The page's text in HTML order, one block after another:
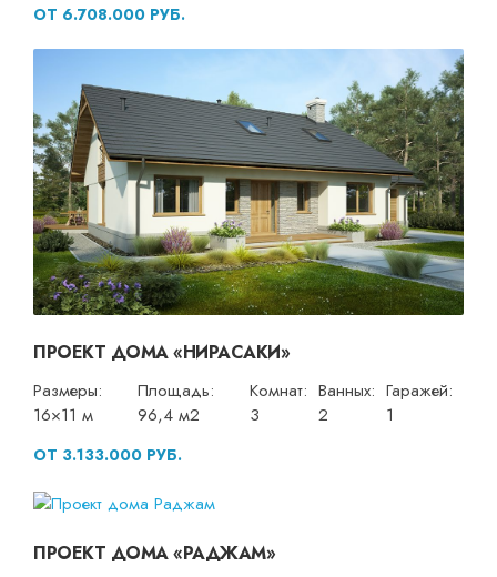
ОТ 6.708.000 РУБ.
ПРОЕКТ ДОМА «НИРАСАКИ»
Размеры:
16×11 м
Площадь:
96,4 м2
Комнат:
3
Ванных:
2
Гаражей:
1
ОТ 3.133.000 РУБ.
ПРОЕКТ ДОМА «РАДЖАМ»